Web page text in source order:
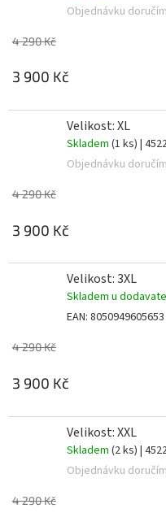
Objednávku
4 290 Kč
3 900 Kč
Velikost: XL
Skladem (1 ks) |
Objednávku
4 290 Kč
3 900 Kč
Velikost: 3XL
Skladem u
EAN: 8050949605653
4 290 Kč
3 900 Kč
Velikost: XXL
Skladem (2 ks) |
Objednávku
4 290 Kč